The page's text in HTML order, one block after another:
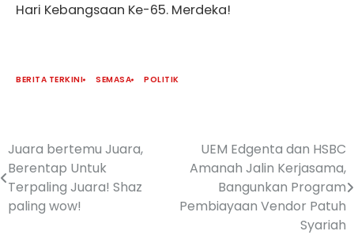
Hari Kebangsaan Ke-65. Merdeka!
BERITA TERKINI SEMASA POLITIK
Juara bertemu Juara,
Berentap Untuk
Terpaling Juara! Shaz
paling wow!
UEM Edgenta dan HSBC
Amanah Jalin Kerjasama,
Bangunkan Program
Pembiayaan Vendor Patuh
Syariah